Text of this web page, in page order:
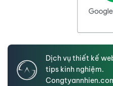
Dịch vụ thiết kế
tips kinh nghiệm.